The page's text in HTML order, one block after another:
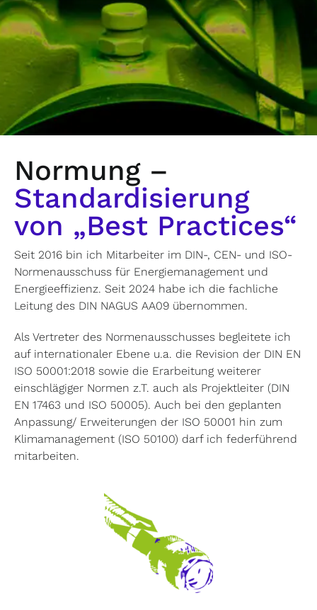
Normung –
Standardisierung
von „Best Practices“
Seit 2016 bin ich Mitarbeiter im DIN-, CEN- und ISO-
Normenausschuss für Energiemanagement und
Energieeffizienz. Seit 2024 habe ich die fachliche
Leitung des DIN NAGUS AA09 übernommen.
Als Vertreter des Normenausschusses begleitete ich
auf internationaler Ebene u.a. die Revision der DIN EN
ISO 50001:2018 sowie die Erarbeitung weiterer
einschlägiger Normen z.T. auch als Projektleiter (DIN
EN 17463 und ISO 50005). Auch bei den geplanten
Anpassung/ Erweiterungen der ISO 50001 hin zum
Klimamanagement (ISO 50100) darf ich federführend
mitarbeiten.